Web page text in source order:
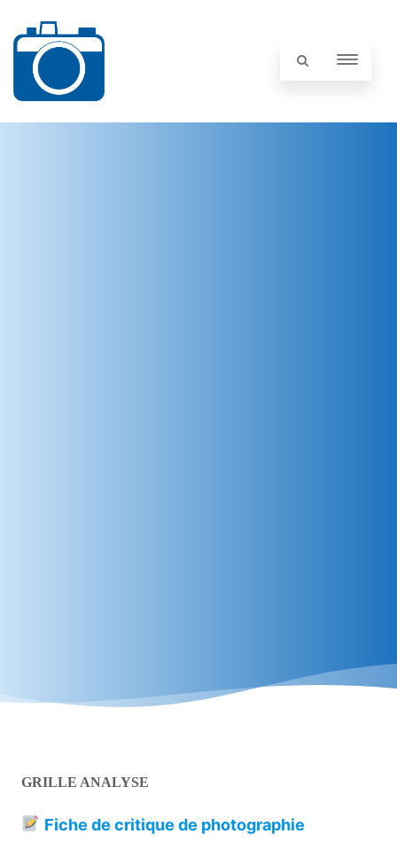
GRILLE ANALYSE
Fiche de critique de photographie